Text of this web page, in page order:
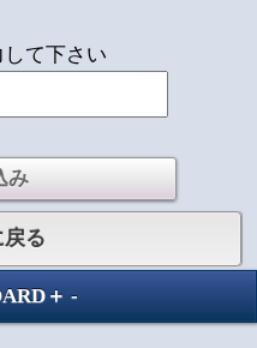
て下さい
戻る
＋ -